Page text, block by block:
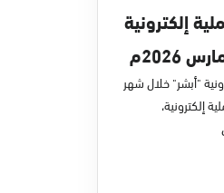
عملية إلكترونية
"أبشر" خلال شهر
(43,585,844) عملية إلكترونية،